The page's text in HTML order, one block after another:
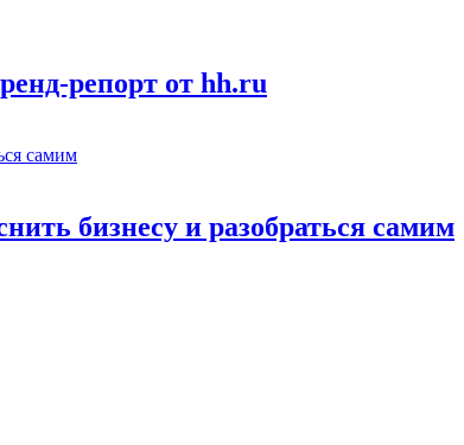
репорт от hh.ru
бизнесу и разобраться самим